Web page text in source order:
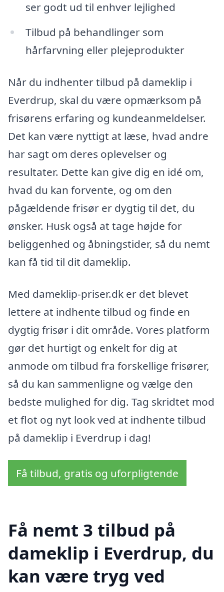
ser godt ud til enhver lejlighed
Tilbud på behandlinger som
hårfarvning eller plejeprodukter
Når du indhenter tilbud på dameklip i
Everdrup, skal du være opmærksom på
frisørens erfaring og kundeanmeldelser.
Det kan være nyttigt at læse, hvad andre
har sagt om deres oplevelser og
resultater. Dette kan give dig en idé om,
hvad du kan forvente, og om den
pågældende frisør er dygtig til det, du
ønsker. Husk også at tage højde for
beliggenhed og åbningstider, så du nemt
kan få tid til dit dameklip.
Med dameklip-priser.dk er det blevet
lettere at indhente tilbud og finde en
dygtig frisør i dit område. Vores platform
gør det hurtigt og enkelt for dig at
anmode om tilbud fra forskellige frisører,
så du kan sammenligne og vælge den
bedste mulighed for dig. Tag skridtet mod
et flot og nyt look ved at indhente tilbud
på dameklip i Everdrup i dag!
Få tilbud, gratis og uforpligtende
Få nemt 3 tilbud på
dameklip i Everdrup, du
kan være tryg ved